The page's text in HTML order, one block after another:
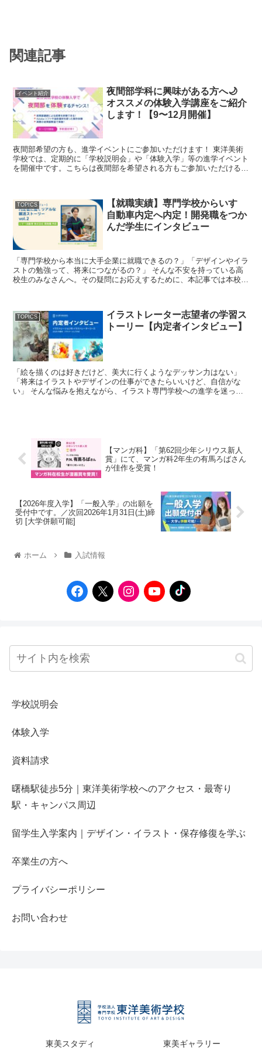
関連記事
イベント紹介
夜間部学科に興味がある方へ🌙
オススメの体験入学講座をご紹介
します！【9〜12月開催】
夜間部希望の方も、進学イベントにご参加いただけます！ 東洋美術
学校では、定期的に「学校説明会」や「体験入学」等の進学イベント
を開催中です。こちらは夜間部を希望される方もご参加いただけるイ
TOPICS
【就職実績】専門学校からいすゞ
自動車内定へ内定！開発職をつか
んだ学生にインタビュー
「専門学校から本当に大手企業に就職できるの？」「デザインやイラ
ストの勉強って、将来につながるの？」 そんな不安を持っている高
校生のみなさんへ。その疑問にお応えするために、本記事では本校卒
TOPICS
イラストレーター志望者の学習ス
トーリー【内定者インタビュー】
「絵を描くのは好きだけど、美大に行くようなデッサン力はない」
「将来はイラストやデザインの仕事ができたらいいけど、自信がな
い」 そんな悩みを抱えながら、イラスト専門学校への進学を迷って
【マンガ科】「第62回少年シリウス新人
賞」にて、マンガ科2年生の有馬ろばさん
が佳作を受賞！
【2026年度入学】「一般入学」の出願を
受付中です。／次回2026年1月31日(土)締
切 [大学併願可能]
ホーム 入試情報
学校説明会
体験入学
資料請求
曙橋駅徒歩5分｜東洋美術学校へのアクセス・最寄り
駅・キャンパス周辺
留学生入学案内｜デザイン・イラスト・保存修復を学ぶ
卒業生の方へ
プライバシーポリシー
お問い合わせ
東美スタディ 東美ギャラリー